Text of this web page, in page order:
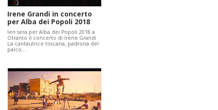
Irene Grandi in concerto
per Alba dei Popoli 2018
Ieri sera per Alba dei Popoli 2018 a
Otranto il concerto di Irene Grandi
La cantautrice toscana, padrona del
palco,…